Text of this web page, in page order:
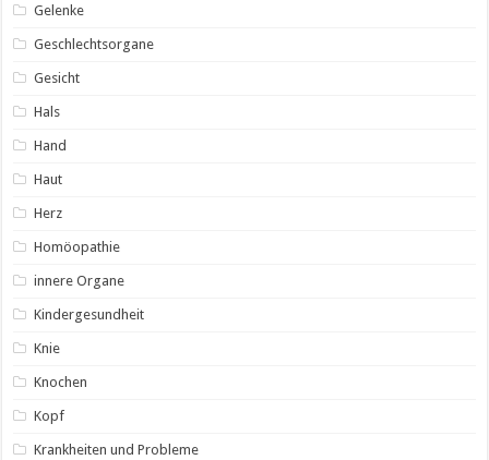
Gelenke
Geschlechtsorgane
Gesicht
Hals
Hand
Haut
Herz
Homöopathie
innere Organe
Kindergesundheit
Knie
Knochen
Kopf
Krankheiten und Probleme